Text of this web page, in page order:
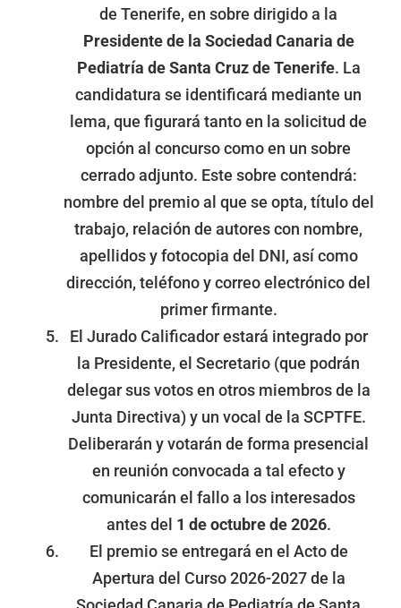
de Tenerife, en sobre dirigido a la
Presidente de la Sociedad Canaria de
Pediatría de Santa Cruz de Tenerife. La
candidatura se identificará mediante un
lema, que figurará tanto en la solicitud de
opción al concurso como en un sobre
cerrado adjunto. Este sobre contendrá:
nombre del premio al que se opta, título del
trabajo, relación de autores con nombre,
apellidos y fotocopia del DNI, así como
dirección, teléfono y correo electrónico del
primer firmante.
El Jurado Calificador estará integrado por
la Presidente, el Secretario (que podrán
delegar sus votos en otros miembros de la
Junta Directiva) y un vocal de la SCPTFE.
Deliberarán y votarán de forma presencial
en reunión convocada a tal efecto y
comunicarán el fallo a los interesados
antes del 1 de octubre de 2026.
El premio se entregará en el Acto de
Apertura del Curso 2026-2027 de la